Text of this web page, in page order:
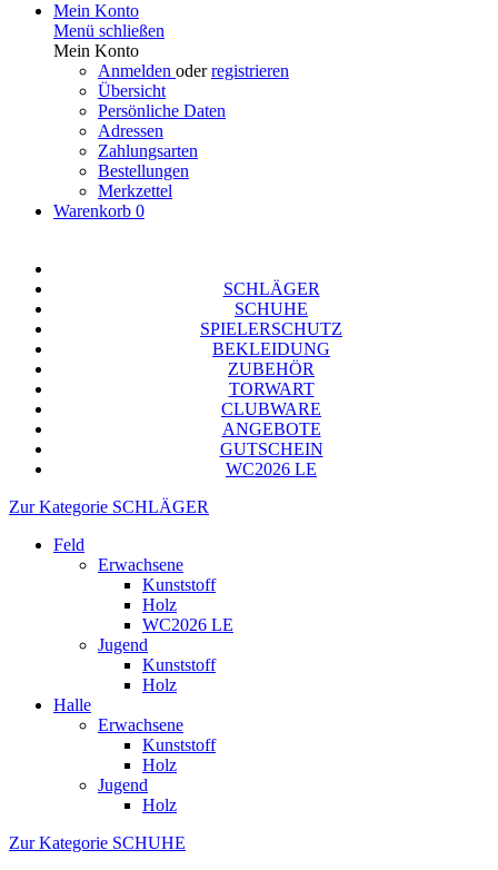
Mein Konto
Menü schließen
Mein Konto
Anmelden oderregistrieren
Übersicht
Persönliche Daten
Adressen
Zahlungsarten
Bestellungen
Merkzettel
Warenkorb 0
SCHLÄGER
SCHUHE
SPIELERSCHUTZ
BEKLEIDUNG
ZUBEHÖR
TORWART
CLUBWARE
ANGEBOTE
GUTSCHEIN
WC2026 LE
Zur Kategorie SCHLÄGER
Feld
Erwachsene
Kunststoff
Holz
WC2026 LE
Jugend
Kunststoff
Holz
Halle
Erwachsene
Kunststoff
Holz
Jugend
Holz
Zur Kategorie SCHUHE